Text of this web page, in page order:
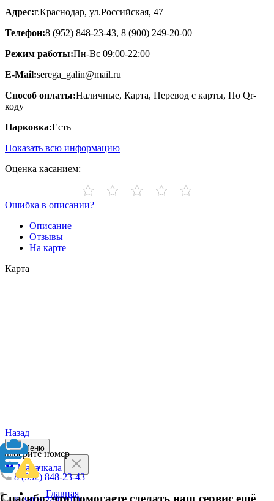
Адрес:г.Краснодар, ул.​Российская, 47
Телефон:8 (952) 848-23-43, 8 (900) 249-20-00
Режим работы:Пн-Вс 09:00-22:00
E-Mail:serega_galin@mail.ru
Способ оплаты:Наличные, Карта, Перевод с карты, По Qr-
коду
Парковка:Есть
Показать всю информацию
Оценка касанием:
Ошибка в описании?
Описание
Отзывы
На карте
Карта
Назад
Выберите номер
8 (952) 848-23-43
Спасибо, что помогаете сделать наш сервис ещё
Меню
Махачкала
Главная